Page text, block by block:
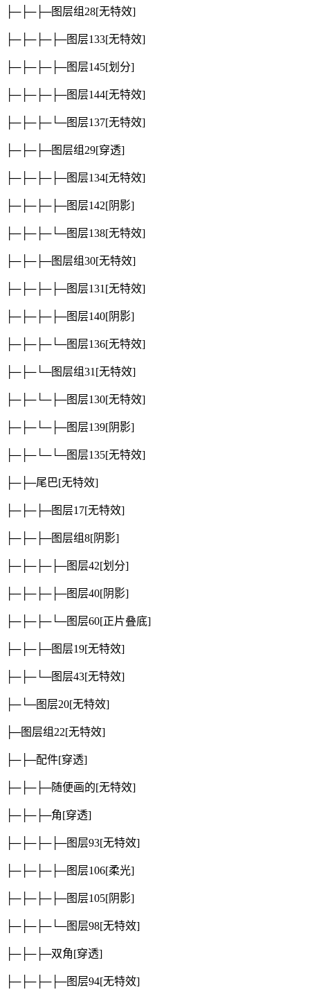
├─├─├─图层组28[无特效]
├─├─├─├─图层133[无特效]
├─├─├─├─图层145[划分]
├─├─├─├─图层144[无特效]
├─├─├─└─图层137[无特效]
├─├─├─图层组29[穿透]
├─├─├─├─图层134[无特效]
├─├─├─├─图层142[阴影]
├─├─├─└─图层138[无特效]
├─├─├─图层组30[无特效]
├─├─├─├─图层131[无特效]
├─├─├─├─图层140[阴影]
├─├─├─└─图层136[无特效]
├─├─└─图层组31[无特效]
├─├─└─├─图层130[无特效]
├─├─└─├─图层139[阴影]
├─├─└─└─图层135[无特效]
├─├─尾巴[无特效]
├─├─├─图层17[无特效]
├─├─├─图层组8[阴影]
├─├─├─├─图层42[划分]
├─├─├─├─图层40[阴影]
├─├─├─└─图层60[正片叠底]
├─├─├─图层19[无特效]
├─├─└─图层43[无特效]
├─└─图层20[无特效]
├─图层组22[无特效]
├─├─配件[穿透]
├─├─├─随便画的[无特效]
├─├─├─角[穿透]
├─├─├─├─图层93[无特效]
├─├─├─├─图层106[柔光]
├─├─├─├─图层105[阴影]
├─├─├─└─图层98[无特效]
├─├─├─双角[穿透]
├─├─├─├─图层94[无特效]